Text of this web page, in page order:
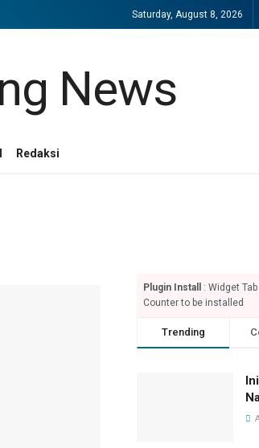
Saturday, August 8, 2026
Redaksi
Plugin Install
: Widget
Counter to be installed
Trending